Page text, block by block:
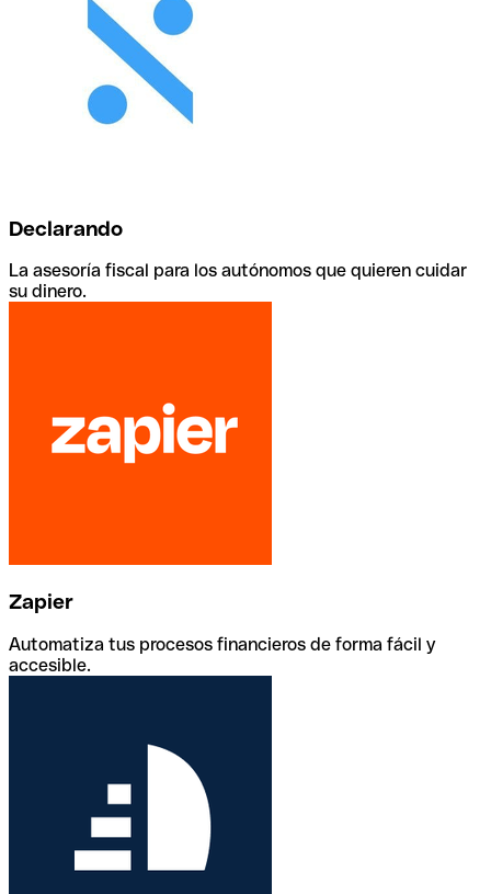
Declarando
La asesoría fiscal para los autónomos que quieren cuidar
su dinero.
Zapier
Automatiza tus procesos financieros de forma fácil y
accesible.